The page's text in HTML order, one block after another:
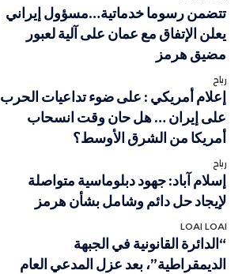
تتضمن رسوما خدماتية…مسؤول إيراني
يعلن الإتفاق مع عمان على آلية لعبور
مضيق هرمز
رباح
إعلام أمريكي : على ضوء تداعيات الحرب
على إيران … هل حان وقت انسحاب
أمريكا من الشرق الأوسط؟
رباح
إسلام آباد: جهود دبلوماسية متواصلة
لإيجاد حل دائم وشامل بشأن هرمز
LOAI LOAI
“الدائرة القانونية في الجبهة
الديمقراطية”، بعد عزل المدعي العام